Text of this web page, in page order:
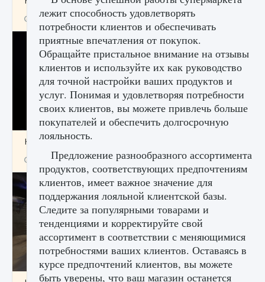
9 августа 2024 1 337 0 0
Как получить Thunder Egg в Stardew Valley
9 августа 2024 1 244 0 0
лежит способность удовлетворять
потребности клиентов и обеспечивать
приятные впечатления от покупок.
Обращайте пристальное внимание на отзывы
клиентов и используйте их как руководство
для точной настройки ваших продуктов и
услуг. Понимая и удовлетворяя потребности
своих клиентов, вы можете привлечь больше
покупателей и обеспечить долгосрочную
лояльность.
Предложение разнообразного ассортимента
продуктов, соответствующих предпочтениям
клиентов, имеет важное значение для
поддержания лояльной клиентской базы.
Следите за популярными товарами и
тенденциями и корректируйте свой
ассортимент в соответствии с меняющимися
потребностями ваших клиентов. Оставаясь в
курсе предпочтений клиентов, вы можете
быть уверены, что ваш магазин останется